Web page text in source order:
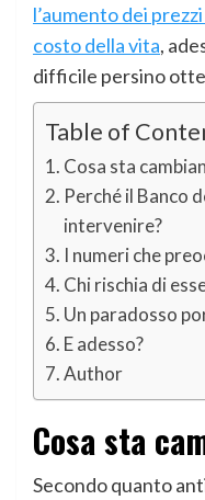
l’aumento dei
costo della vita,
difficile persino
Table of
Cosa sta
Perché il Banco
intervenire?
I numeri che
Chi rischia di
Un paradosso
E adesso?
Author
Cosa sta
Secondo quanto